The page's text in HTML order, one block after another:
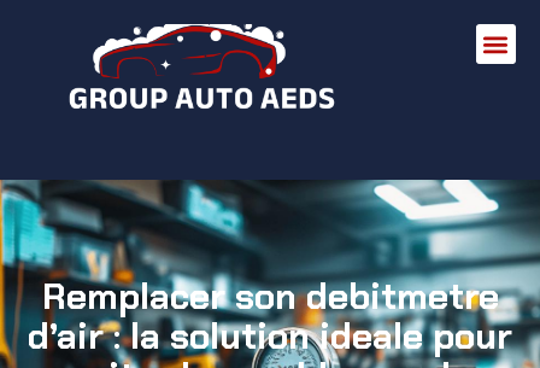
Remplacer son debitmetre
d’air : la solution ideale pour